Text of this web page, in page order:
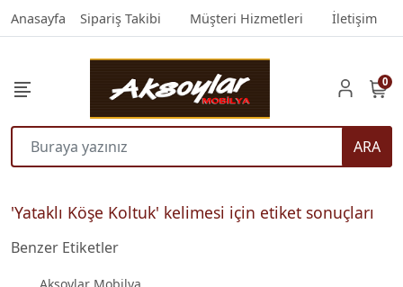
Anasayfa Sipariş Takibi Müşteri Hizmetleri İletişim
ARA
0
'Yataklı Köşe Koltuk' kelimesi için etiket sonuçları
Benzer Etiketler
Aksoylar Mobilya